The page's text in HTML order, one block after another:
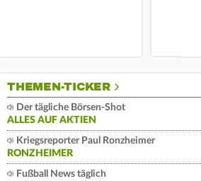
THEMEN-TICKER
Der tägliche Börsen-Shot
ALLES AUF AKTIEN
Kriegsreporter Paul Ronzheimer
RONZHEIMER
Fußball News täglich